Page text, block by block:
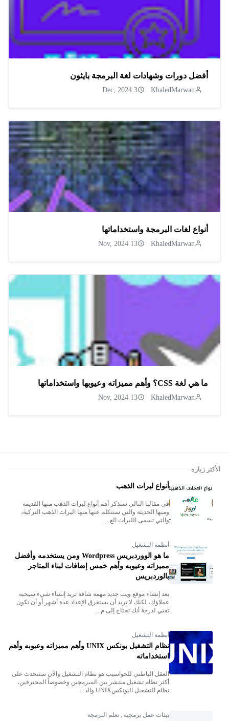
أفضل دورات وشهادات لغة البرمجة بايثون
KhaledMarwan
3 Dec, 2024
أنواع لغات البرمجة واستخداماتها
KhaledMarwan
13 Nov, 2024
ما هي لغة CSS؟ وأهم مميزاته وعيوبها واستخداماتها
KhaledMarwan
13 Nov, 2024
الأكثر زيارة
أنواع ليرات الذهب
في مقالنا التالي سنذكر أهم أنواع ليرات الذهب منها القديمة
ومنها الحديثة والتي سنتكلم عنها منها اليرات الذهب التركية،
والتي تسمى الليرات الع...
أنظمة التشغيل
ما هو الووردبريس Wordpress ومن يستخدمه وأفضل
مميزاته وعيوبه وأهم خمس إضافات لبناء المتاجر
بالوردبريس
يعد إنشاء موقع ويب جديد مهمة شاقة تريد إنشاء شيء سيحبه
عملاؤك، لكنك لا تريد أن يستغرق الإعداد عدة أشهر أو أن تكون
تقني لدرجة أنك تحتاج إلى م...
أنظمة التشغيل
نظام التشغيل يونكس UNIX وأهم مميزاته وعيوبه وأهم
استخداماته
العقل الباطني للحواسيب هو نظام التشغيل والآن سنتحدث على
أكثر نظام تشغيل منتشر بين المبرمجين وخصوصاً المحترفين،
نظام التشغيل اليونكسUNIX والذ...
بيئات عمل برمجية تعلم البرمجة